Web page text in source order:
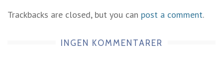
Trackbacks are closed, but you can post a comment.
INGEN KOMMENTARER